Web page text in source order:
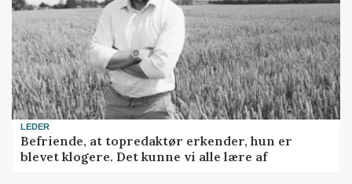
LEDER
Befriende, at topredaktør erkender, hun er
blevet klogere. Det kunne vi alle lære af